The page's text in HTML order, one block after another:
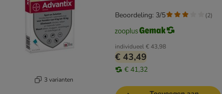
3 varianten
individueel€ 43,98
€ 43,49
€ 41,32
Beoordeling: 3/5 (2)